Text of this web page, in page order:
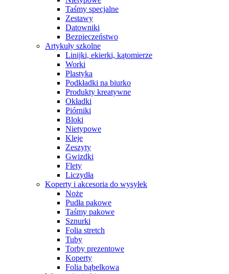
Taśmy specjalne
Zestawy
Datowniki
Bezpieczeństwo
Artykuły szkolne
Linijki, ekierki, kątomierze
Worki
Plastyka
Podkładki na biurko
Produkty kreatywne
Okładki
Piórniki
Bloki
Nietypowe
Kleje
Zeszyty
Gwizdki
Flety
Liczydła
Koperty i akcesoria do wysyłek
Noże
Pudła pakowe
Taśmy pakowe
Sznurki
Folia stretch
Tuby
Torby prezentowe
Koperty
Folia bąbelkowa